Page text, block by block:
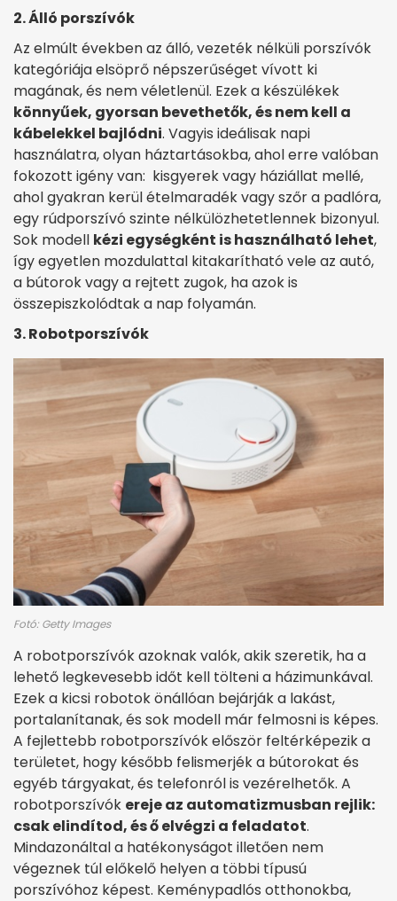
2. Álló porszívók
Az elmúlt években az álló, vezeték nélküli porszívók
kategóriája elsöprő népszerűséget vívott ki
magának, és nem véletlenül. Ezek a készülékek
könnyűek, gyorsan bevethetők, és nem kell a
kábelekkel bajlódni. Vagyis ideálisak napi
használatra, olyan háztartásokba, ahol erre valóban
fokozott igény van: kisgyerek vagy háziállat mellé,
ahol gyakran kerül ételmaradék vagy szőr a padlóra,
egy rúdporszívó szinte nélkülözhetetlennek bizonyul.
Sok modell kézi egységként is használható lehet,
így egyetlen mozdulattal kitakarítható vele az autó,
a bútorok vagy a rejtett zugok, ha azok is
összepiszkolódtak a nap folyamán.
3. Robotporszívók
Fotó: Getty Images
A robotporszívók azoknak valók, akik szeretik, ha a
lehető legkevesebb időt kell tölteni a házimunkával.
Ezek a kicsi robotok önállóan bejárják a lakást,
portalanítanak, és sok modell már felmosni is képes.
A fejlettebb robotporszívók először feltérképezik a
területet, hogy később felismerjék a bútorokat és
egyéb tárgyakat, és telefonról is vezérelhetők. A
robotporszívók ereje az automatizmusban rejlik:
csak elindítod, és ő elvégzi a feladatot.
Mindazonáltal a hatékonyságot illetően nem
végeznek túl előkelő helyen a többi típusú
porszívóhoz képest. Keménypadlós otthonokba,